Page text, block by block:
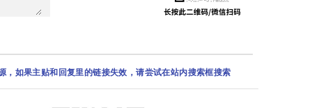
，如果主贴和回复里的链接失效，请尝试在站内搜索框搜索